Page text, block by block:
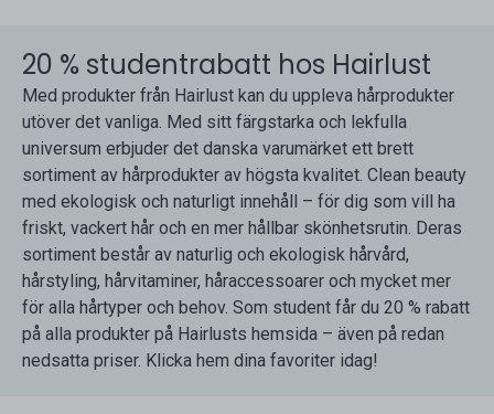
20 % studentrabatt hos Hairlust
Med produkter från Hairlust kan du uppleva hårprodukter
utöver det vanliga. Med sitt färgstarka och lekfulla
universum erbjuder det danska varumärket ett brett
sortiment av hårprodukter av högsta kvalitet. Clean beauty
med ekologisk och naturligt innehåll – för dig som vill ha
friskt, vackert hår och en mer hållbar skönhetsrutin. Deras
sortiment består av naturlig och ekologisk hårvård,
hårstyling, hårvitaminer, håraccessoarer och mycket mer
för alla hårtyper och behov. Som student får du 20 % rabatt
på alla produkter på Hairlusts hemsida – även på redan
nedsatta priser. Klicka hem dina favoriter idag!